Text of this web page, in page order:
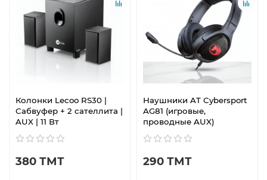
Колонки Lecoo RS30 |
Сабвуфер + 2 сателлита |
AUX | 11 Вт
380 ТМТ
Наушники AT Cybersport
AG81 (игровые,
проводные AUX)
290 ТМТ